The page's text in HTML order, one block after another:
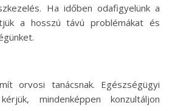
Ha időben odafigyelünk a
a hosszú távú problémákat és
orvosi tanácsnak. Egészségügyi
mindenképpen konzultáljon